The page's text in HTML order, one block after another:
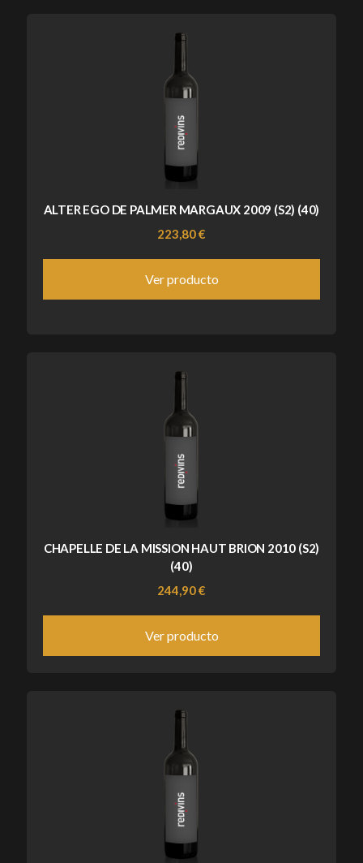
ALTER EGO DE PALMER MARGAUX 2009 (S2) (40)
223,80 €
Ver producto
CHAPELLE DE LA MISSION HAUT BRION 2010 (S2)
(40)
244,90 €
Ver producto